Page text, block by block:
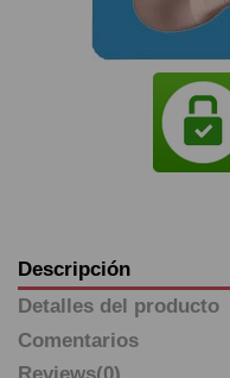
Descripción
Detalles del producto
Comentarios